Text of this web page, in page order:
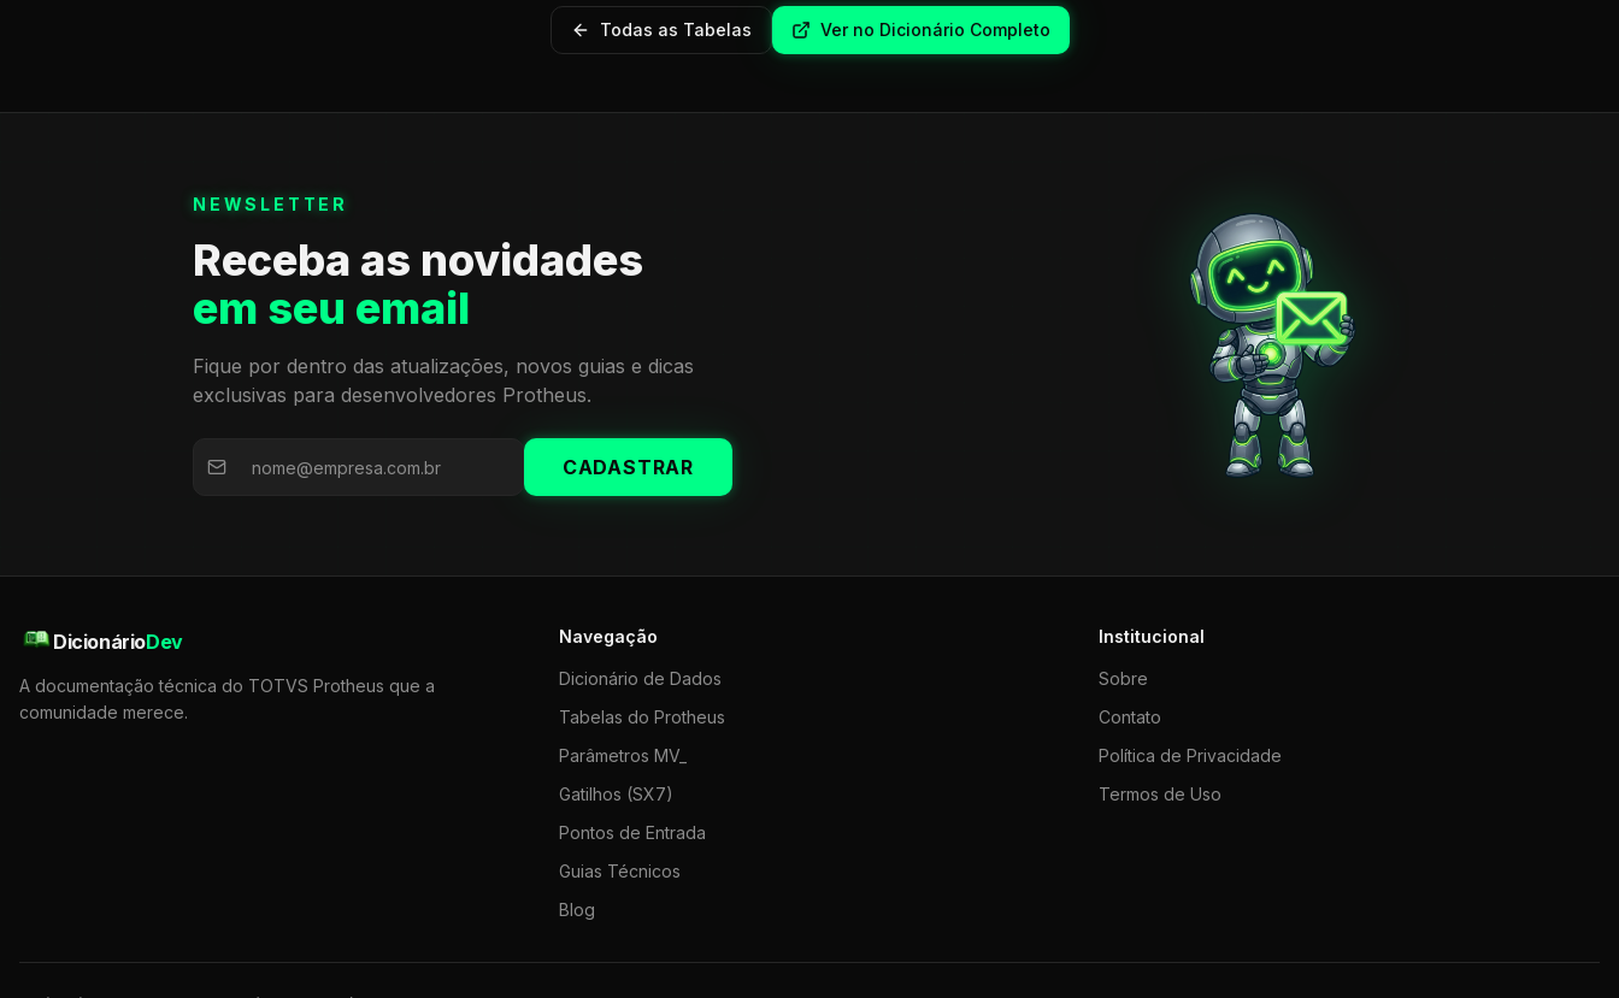
Todas as Tabelas Ver no Dicionário Completo
NEWSLETTER
Receba as novidades
em seu email
Fique por dentro das atualizações, novos guias e dicas
exclusivas para desenvolvedores Protheus.
CADASTRAR
DicionárioDev
A documentação técnica do TOTVS Protheus que a
comunidade merece.
Navegação
Dicionário de Dados
Tabelas do Protheus
Parâmetros MV_
Gatilhos (SX7)
Pontos de Entrada
Guias Técnicos
Blog
Institucional
Sobre
Contato
Política de Privacidade
Termos de Uso